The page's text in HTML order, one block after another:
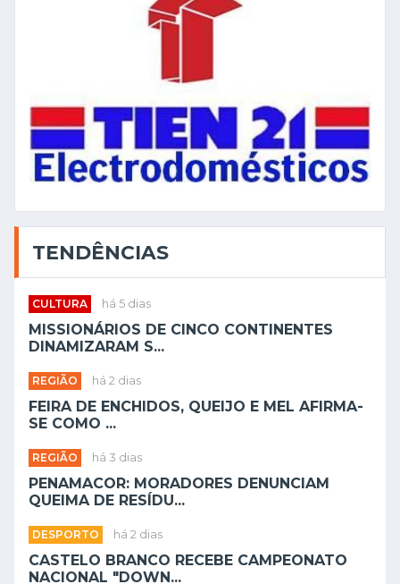
TENDÊNCIAS
CULTURA há 5 dias
MISSIONÁRIOS DE CINCO CONTINENTES
DINAMIZARAM S...
REGIÃO há 2 dias
FEIRA DE ENCHIDOS, QUEIJO E MEL AFIRMA-
SE COMO ...
REGIÃO há 3 dias
PENAMACOR: MORADORES DENUNCIAM
QUEIMA DE RESÍDU...
DESPORTO há 2 dias
CASTELO BRANCO RECEBE CAMPEONATO
NACIONAL "DOWN...